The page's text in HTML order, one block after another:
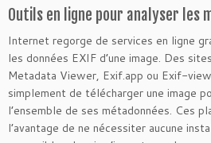
Outils en ligne pour analyser les
Internet regorge de services en ligne
les données EXIF d’une image. Des
Metadata Viewer, Exif.app ou Exif-
simplement de télécharger une image
l’ensemble de ses métadonnées. Ces
l’avantage de ne nécessiter aucune